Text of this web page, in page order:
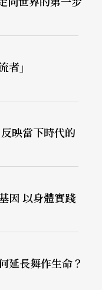
不只是是作品
擴大作品的不同
探究影像的當
（註5）尤其如
刪除了所有家庭
重建影像，在
感。透過每一
有關的故事得
尼亞，在劇場
問導演如何認知
，導演覺得
者」
實踐
延長舞作生命？